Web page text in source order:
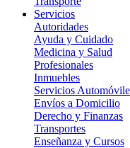
Servicios
Autoridades
Ayuda y Cuidado
Medicina y Salud
Profesionales
Inmuebles
Servicios
Envíos a Domicilio
Derecho y Finanzas
Transportes
Enseñanza y Cursos